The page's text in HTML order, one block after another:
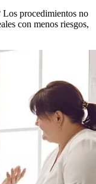
Los procedimientos no
con menos riesgos,